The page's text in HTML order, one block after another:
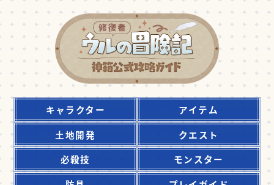
キャラクター
アイテム
土地開発
クエスト
必殺技
モンスター